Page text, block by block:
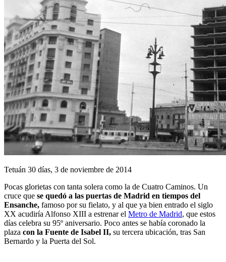
Tetuán 30 días, 3 de noviembre de 2014
Pocas glorietas con tanta solera como la de Cuatro Caminos. Un
cruce que se quedó a las puertas de Madrid en tiempos del
Ensanche, famoso por su fielato, y al que ya bien entrado el siglo
XX acudiría Alfonso XIII a estrenar el Metro de Madrid, que estos
días celebra su 95º aniversario. Poco antes se había coronado la
plaza con la Fuente de Isabel II, su tercera ubicación, tras San
Bernardo y la Puerta del Sol.